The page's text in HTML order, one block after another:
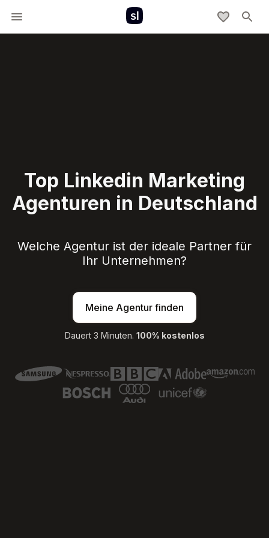
Top Linkedin Marketing
Agenturen in Deutschland
Welche Agentur ist der ideale Partner für
Ihr Unternehmen?
Meine Agentur finden
Dauert 3 Minuten. 100% kostenlos